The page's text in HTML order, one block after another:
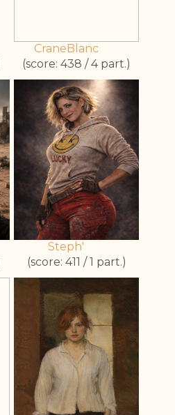
CraneBlanc
(score: 438 / 4 part.)
Steph'
(score: 411 / 1 part.)